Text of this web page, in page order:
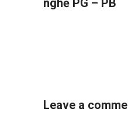
nghề PG – PB
Leave a